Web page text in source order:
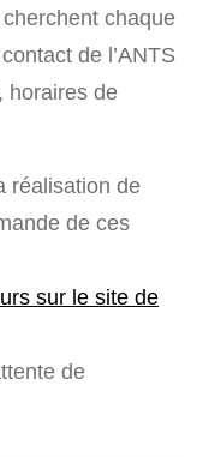
chaque
de l’ANTS
horaires de
réalisation de
de ces
sur le site de
de